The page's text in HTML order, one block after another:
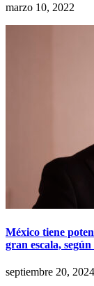
marzo 10, 2022
México tiene
gran escala,
septiembre 20, 2024